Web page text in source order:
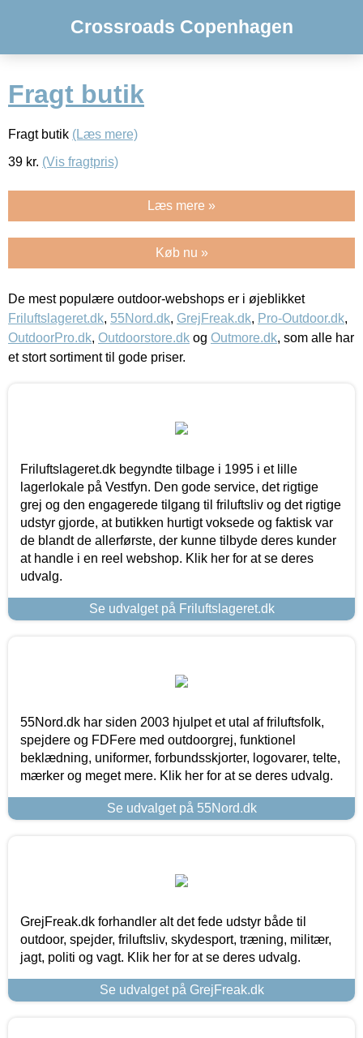
Crossroads Copenhagen
Fragt butik
Fragt butik (Læs mere)
39 kr. (Vis fragtpris)
Læs mere »
Køb nu »
De mest populære outdoor-webshops er i øjeblikket
Friluftslageret.dk, 55Nord.dk, GrejFreak.dk, Pro-Outdoor.dk,
OutdoorPro.dk, Outdoorstore.dk og Outmore.dk, som alle har
et stort sortiment til gode priser.
Friluftslageret.dk begyndte tilbage i 1995 i et lille
lagerlokale på Vestfyn. Den gode service, det rigtige
grej og den engagerede tilgang til friluftsliv og det rigtige
udstyr gjorde, at butikken hurtigt voksede og faktisk var
de blandt de allerførste, der kunne tilbyde deres kunder
at handle i en reel webshop. Klik her for at se deres
udvalg.
Se udvalget på Friluftslageret.dk
55Nord.dk har siden 2003 hjulpet et utal af friluftsfolk,
spejdere og FDFere med outdoorgrej, funktionel
beklædning, uniformer, forbundsskjorter, logovarer, telte,
mærker og meget mere. Klik her for at se deres udvalg.
Se udvalget på 55Nord.dk
GrejFreak.dk forhandler alt det fede udstyr både til
outdoor, spejder, friluftsliv, skydesport, træning, militær,
jagt, politi og vagt. Klik her for at se deres udvalg.
Se udvalget på GrejFreak.dk